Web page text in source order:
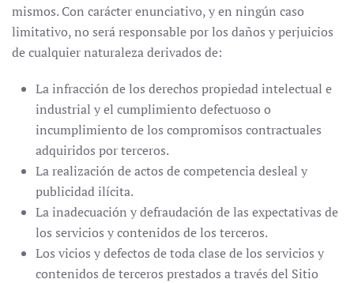
mismos. Con carácter enunciativo, y en ningún caso
limitativo, no será responsable por los daños y perjuicios
de cualquier naturaleza derivados de:
La infracción de los derechos propiedad intelectual e
industrial y el cumplimiento defectuoso o
incumplimiento de los compromisos contractuales
adquiridos por terceros.
La realización de actos de competencia desleal y
publicidad ilícita.
La inadecuación y defraudación de las expectativas de
los servicios y contenidos de los terceros.
Los vicios y defectos de toda clase de los servicios y
contenidos de terceros prestados a través del Sitio